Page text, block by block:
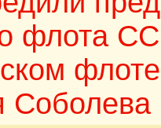
флота
Соболева